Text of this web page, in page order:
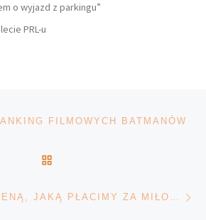
o wyjazd z parkingu”
PRL-u
FILMOWYCH BATMANÓW
„ROZPACZ JEST CENĄ, JAKĄ PŁACIMY ZA MIŁOŚĆ” – ELŻBIETA II WCIĄŻ ŻYWA